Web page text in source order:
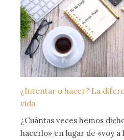
¿Intentar o hacer? La
vida
¿Cuántas veces hemos
hacerlo» en lugar de «voy a